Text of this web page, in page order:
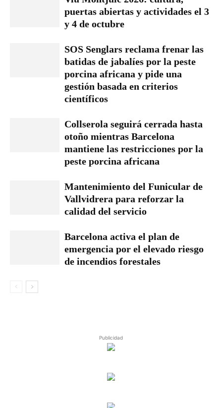
puertas abiertas y actividades el 3
y 4 de octubre
SOS Senglars reclama frenar las
batidas de jabalíes por la peste
porcina africana y pide una
gestión basada en criterios
científicos
Collserola seguirá cerrada hasta
otoño mientras Barcelona
mantiene las restricciones por la
peste porcina africana
Mantenimiento del Funicular de
Vallvidrera para reforzar la
calidad del servicio
Barcelona activa el plan de
emergencia por el elevado riesgo
de incendios forestales
Publicidad